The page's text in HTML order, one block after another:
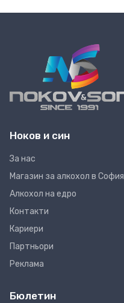
Ноков и син
За нас
Магазин за алкохол в София
Алкохол на едро
Контакти
Кариери
Партньори
Реклама
Бюлетин